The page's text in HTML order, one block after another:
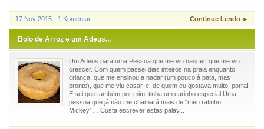
17 Nov 2015 - 1 Komentar Continue Lendo ►
Bolo de Arroz e um Adeus...
Um Adeus para uma Pessoa que me viu nascer, que me viu
crescer. Com quem passei dias inteiros na praia enquanto
criança, que me ensinou a nadar (um pouco à pata, mas
pronto), que me viu casar, e, de quem eu gostava muito, porra!
E sei que também por mim, tinha um carinho especial.Uma
pessoa que já não me chamará mais de “meu ratinho
Mickey”… Custa escrever estas palav...